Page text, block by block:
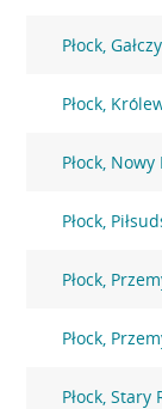
Płock,
Płock,
Płock,
Płock,
Płock,
Płock,
Płock, Stary